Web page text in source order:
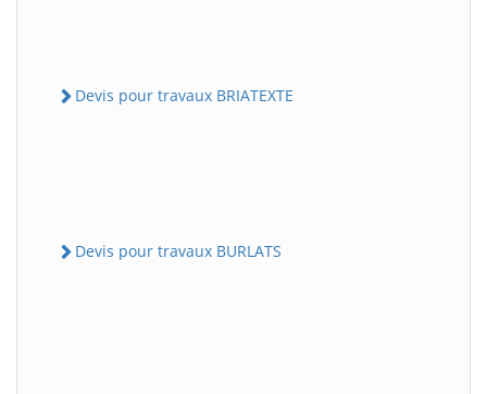
Devis pour travaux BRIATEXTE
Devis pour travaux BURLATS